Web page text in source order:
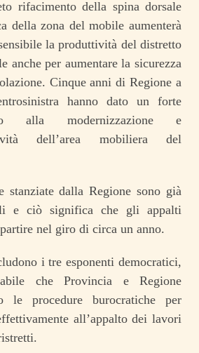
rifacimento della spina dorsale
della zona del mobile aumenterà
la produttività del distretto
anche per aumentare la sicurezza
Cinque anni di Regione a
hanno dato un forte
alla modernizzazione e
dell’area mobiliera del
stanziate dalla Regione sono già
e ciò significa che gli appalti
nel giro di circa un anno.
i tre esponenti democratici,
che Provincia e Regione
le procedure burocratiche per
all’appalto dei lavori